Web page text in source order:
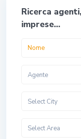
Ricerca
imprese…
Agente
Select City
Select Area